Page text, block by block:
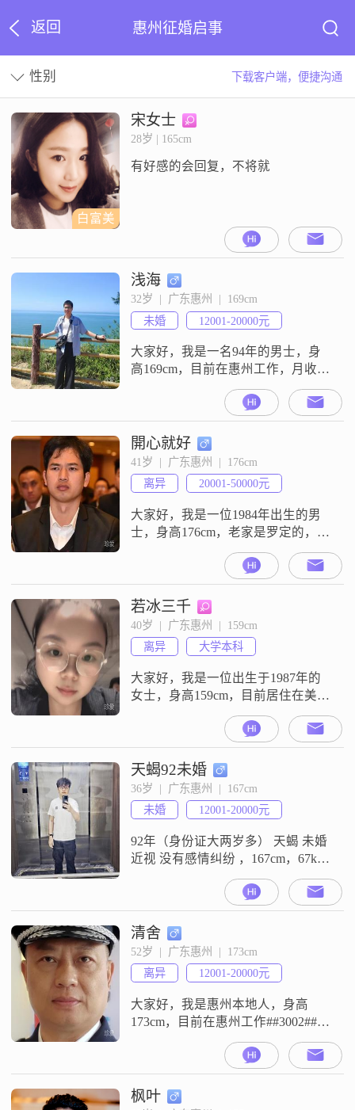
返回 惠州征婚启事
性别 下载客户端，便捷沟通
白富美
宋女士
28岁 | 165cm
有好感的会回复，不将就
浅海
32岁  |  广东惠州  |  169cm
未婚
12001-20000元
大家好，我是一名94年的男士，身
高169cm，目前在惠州工作，月收入
在12001到20000元之间，学历是大
学本科##3002##我性格稳重可靠，
做事情比较耐心，对待他人也很包
容，真诚待人是我的原则##3002##
在生活中，我比较勤俭节约，不会
铺张浪费##3002##我有一些爱好，
特别喜欢骑行和登山徒步##3002##
開心就好
41岁  |  广东惠州  |  176cm
离异
20001-50000元
大家好，我是一位1984年出生的男
士，身高176cm，老家是罗定的，家
里人都住在佛山这边##3002##昆明
全款一套房子，两个车位##3002##
老家一套别野，身边无小孩
##3002##在目前在广东惠州工作，
可随时换工作##3002##月收入在
20000到30000元之间##3002##我拥
有大学本科学历，平时喜欢和朋
若冰三千
40岁  |  广东惠州  |  159cm
离异
大学本科
大家好，我是一位出生于1987年的
女士，身高159cm，目前居住在美丽
的惠州##3002##我拥有大学本科学
历，在一家不错的公司工作，月收
入在8001到12000元之间##3002##我
性格乐观积极，总是能带给周围的
人正能量##3002##我非常善解人
意，善于倾听他人的心声，也愿意
分享自己的快乐和困扰##3002##生
天蝎92未婚
36岁  |  广东惠州  |  167cm
未婚
12001-20000元
92年（身份证大两岁多） 天蝎 未婚
近视 没有感情纠纷 ，167cm，67kg
惠州工作##3002## 偶尔玩游戏，不
抽烟##3001##极少喝酒##3001##不
打牌##3002##
清舍
52岁  |  广东惠州  |  173cm
离异
12001-20000元
大家好，我是惠州本地人，身高
173cm，目前在惠州工作##3002##我
的月收入在 50000 元以上，学历是
大学本科##3002##我性格自信果
断，乐观积极向上，是个外向健谈
的人##3002##在生活中，我特别注
枫叶